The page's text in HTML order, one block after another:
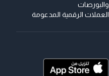
والبورصات
العملات الرقمية المدعومة